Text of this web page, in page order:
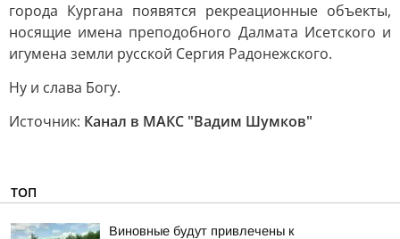
города Кургана появятся рекреационные объекты,
носящие имена преподобного Далмата Исетского и
игумена земли русской Сергия Радонежского.
Ну и слава Богу.
Источник: Канал в МАКС "Вадим Шумков"
ТОП
Виновные будут привлечены к